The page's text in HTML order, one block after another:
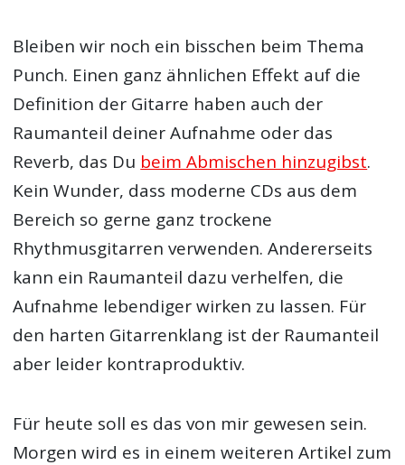
Bleiben wir noch ein bisschen beim Thema
Punch. Einen ganz ähnlichen Effekt auf die
Definition der Gitarre haben auch der
Raumanteil deiner Aufnahme oder das
Reverb, das Du beim Abmischen hinzugibst.
Kein Wunder, dass moderne CDs aus dem
Bereich so gerne ganz trockene
Rhythmusgitarren verwenden. Andererseits
kann ein Raumanteil dazu verhelfen, die
Aufnahme lebendiger wirken zu lassen. Für
den harten Gitarrenklang ist der Raumanteil
aber leider kontraproduktiv.
Für heute soll es das von mir gewesen sein.
Morgen wird es in einem weiteren Artikel zum